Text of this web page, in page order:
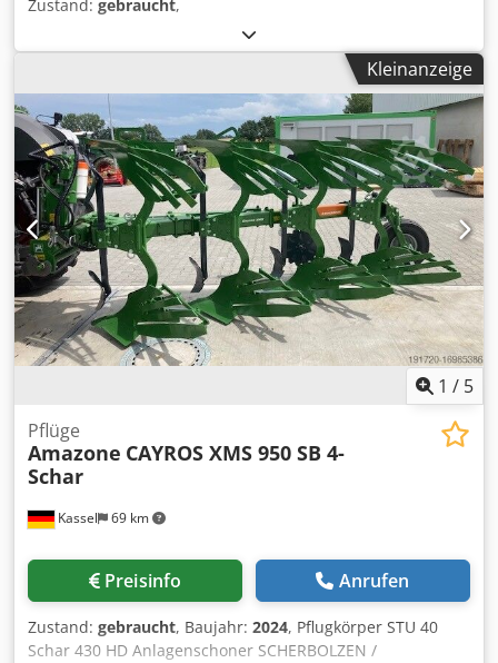
Zustand: gebraucht,
Kleinanzeige
1 / 5
Kassel 69 km
Pflüge
Amazone CAYROS XMS 950 SB 4-
Schar
Preisinfo Anrufen
Zustand: gebraucht, Baujahr: 2024, Pflugkörper STU 40
Schar 430 HD Anlagenschoner SCHERBOLZEN /